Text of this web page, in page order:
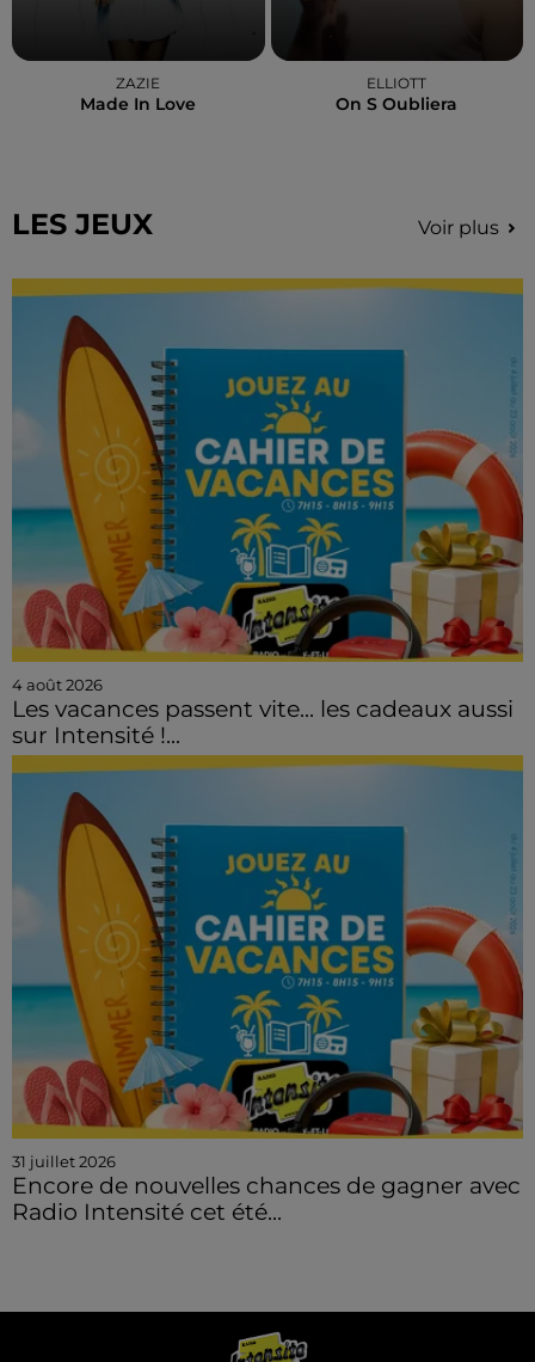
ZAZIE
Made In Love
ELLIOTT
On S Oubliera
LES JEUX Voir plus
4 août 2026
Les vacances passent vite... les cadeaux aussi
sur Intensité !...
31 juillet 2026
Encore de nouvelles chances de gagner avec
Radio Intensité cet été...